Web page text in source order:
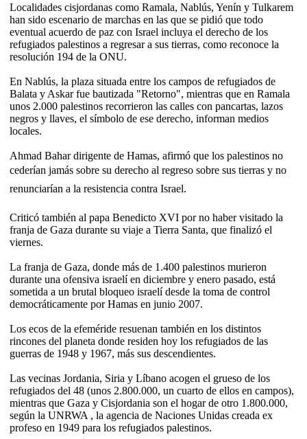
Localidades cisjordanas como Ramala, Nablús, Yenín y Tulkarem
han sido escenario de marchas en las que se pidió que todo
eventual acuerdo de paz con Israel incluya el derecho de los
refugiados palestinos a regresar a sus tierras, como reconoce la
resolución 194 de la ONU.
En Nablús, la plaza situada entre los campos de refugiados de
Balata y Askar fue bautizada "Retorno", mientras que en Ramala
unos 2.000 palestinos recorrieron las calles con pancartas, lazos
negros y llaves, el símbolo de ese derecho, informan medios
locales.
Ahmad Bahar dirigente de Hamas, afirmó que los palestinos no
cederían jamás sobre su derecho al regreso sobre sus tierras y no
renunciarían a la resistencia contra Israel.
Criticó también al papa Benedicto XVI por no haber visitado la
franja de Gaza durante su viaje a Tierra Santa, que finalizó el
viernes.
La franja de Gaza, donde más de 1.400 palestinos murieron
durante una ofensiva israelí en diciembre y enero pasado, está
sometida a un brutal bloqueo israelí desde la toma de control
democráticamente por Hamas en junio 2007.
Los ecos de la efeméride resuenan también en los distintos
rincones del planeta donde residen hoy los refugiados de las
guerras de 1948 y 1967, más sus descendientes.
Las vecinas Jordania, Siria y Líbano acogen el grueso de los
refugiados del 48 (unos 2.800.000, un cuarto de ellos en campos),
mientras que Gaza y Cisjordania son el hogar de otro 1.800.000,
según la UNRWA , la agencia de Naciones Unidas creada ex
profeso en 1949 para los refugiados palestinos.